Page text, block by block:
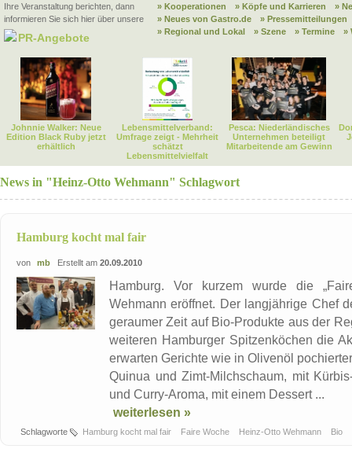
Ihre Veranstaltung berichten, dann
informieren Sie sich hier über unsere
PR-Angebote
» Kooperationen
» Köpfe und Karrieren
»
» Neues von Gastro.de
» Pressemitteilungen
» Regional und Lokal
» Szene » Termine »
Johnnie Walker: Neue
Edition Black Ruby jetzt
erhältlich
Lebensmittelverband:
Umfrage zeigt - Mehrheit
schätzt
Lebensmittelvielfalt
Pesca: Niederländisches
Unternehmen beteiligt
Mitarbeitende am Gewinn
News in "Heinz-Otto Wehmann" Schlagwort
Hamburg kocht mal fair
von mb Erstellt am 20.09.2010
Hamburg. Vor kurzem wurde die
Wehmann eröffnet. Der langjährige Chef
geraumer Zeit auf Bio-Produkte aus der
weiteren Hamburger Spitzenköchen die
erwarten Gerichte wie in Olivenöl
Quinua und Zimt-Milchschaum, mit
und Curry-Aroma, mit einem Dessert ...
weiterlesen »
Schlagworte Hamburg kocht mal fair Faire Woche Heinz-Otto Wehmann Bio